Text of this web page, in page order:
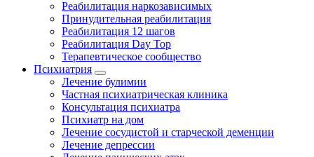
Реабилитация наркозависимых
Принудительная реабилитация
Реабилитация 12 шагов
Реабилитация Day Top
Терапевтическое сообщество
Психиатрия
Лечение булимии
Частная психиатрическая клиника
Консультация психиатра
Психиатр на дом
Лечение сосудистой и старческой деменции
Лечение депрессии